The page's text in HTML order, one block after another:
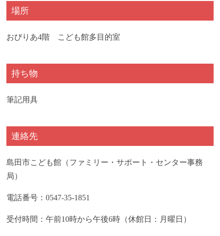
場所
おびりあ4階 こども館多目的室
持ち物
筆記用具
連絡先
島田市こども館（ファミリー・サポート・センター事務
局）
電話番号：0547-35-1851
受付時間：午前10時から午後6時（休館日：月曜日）